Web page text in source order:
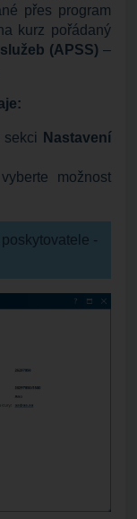
přes program
kurz pořádaný
(APSS) –
Nastavení
vyberte možnost
-